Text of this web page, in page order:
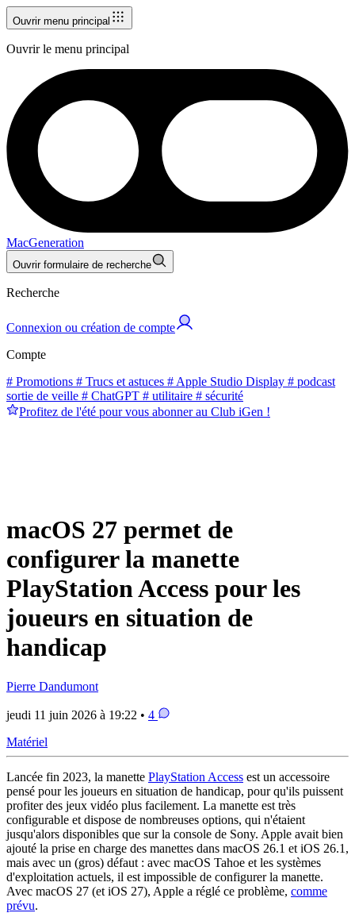
Ouvrir menu principal
Ouvrir le menu principal
MacGeneration
Ouvrir formulaire de recherche
Recherche
Connexion ou création de compte
Compte
# Promotions # Trucs et astuces # Apple Studio Display # podcast
sortie de veille # ChatGPT # utilitaire # sécurité
Profitez de l'été pour vous abonner au Club iGen !
macOS 27 permet de
configurer la manette
PlayStation Access pour les
joueurs en situation de
handicap
Pierre Dandumont
jeudi 11 juin 2026 à 19:22 • 4
Matériel
Lancée fin 2023, la manette PlayStation Access est un accessoire
pensé pour les joueurs en situation de handicap, pour qu'ils puissent
profiter des jeux vidéo plus facilement. La manette est très
configurable et dispose de nombreuses options, qui n'étaient
jusqu'alors disponibles que sur la console de Sony. Apple avait bien
ajouté la prise en charge des manettes dans macOS 26.1 et iOS 26.1,
mais avec un (gros) défaut : avec macOS Tahoe et les systèmes
d'exploitation actuels, il est impossible de configurer la manette.
Avec macOS 27 (et iOS 27), Apple a réglé ce problème, comme
prévu.